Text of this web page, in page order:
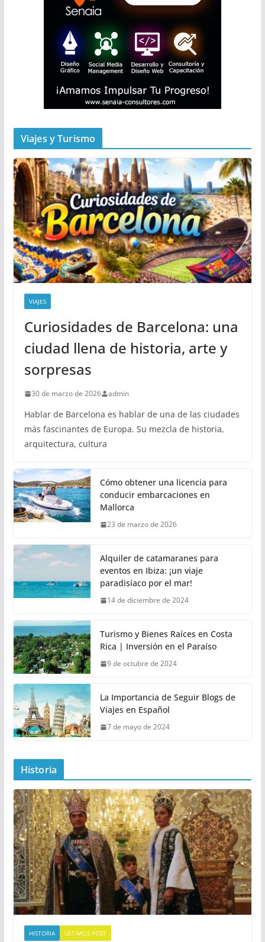
Viajes y Turismo
VIAJES
Curiosidades de Barcelona: una
ciudad llena de historia, arte y
sorpresas
30 de marzo de 2026 admin
Hablar de Barcelona es hablar de una de las ciudades
más fascinantes de Europa. Su mezcla de historia,
arquitectura, cultura
Cómo obtener una licencia para
conducir embarcaciones en
Mallorca
23 de marzo de 2026
Alquiler de catamaranes para
eventos en Ibiza: ¡un viaje
paradisíaco por el mar!
14 de diciembre de 2024
Turismo y Bienes Raíces en Costa
Rica | Inversión en el Paraíso
9 de octubre de 2024
La Importancia de Seguir Blogs de
Viajes en Español
7 de mayo de 2024
Historia
HISTORIA ULTIMOS POST